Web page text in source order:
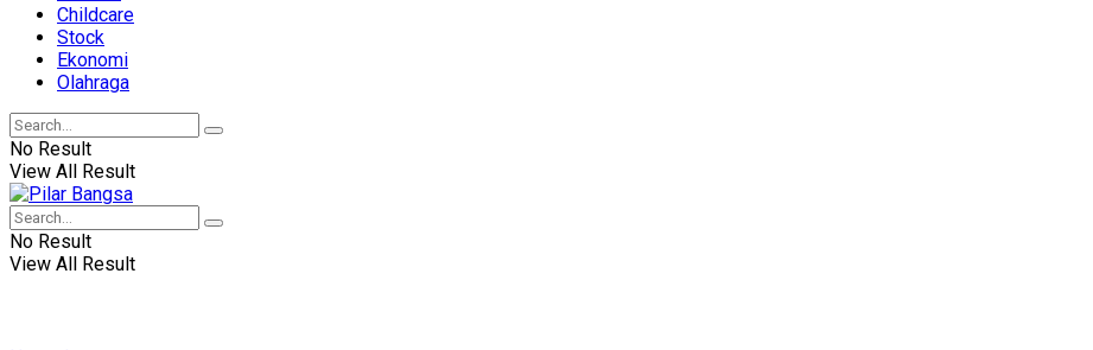
Childcare
Stock
Ekonomi
Olahraga
No Result
View All Result
No Result
View All Result